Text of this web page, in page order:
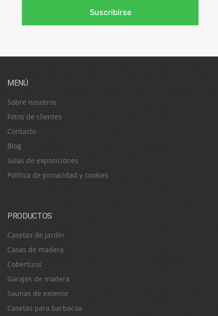
Suscribirse
MENÚ
Sobre nosotros
Fotos de clientes
Contacto
Blog
Salas de exposiciones
Política de privacidad y cookies
PRODUCTOS
Casetas de jardín
Casas de madera
Cobertizos
Garajes de madera
Saunas de exterior
Casetas para barbacoa